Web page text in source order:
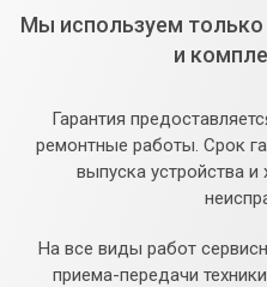
Мы используем только
и
Гарантия
ремонтные работы. Срок
выпуска устройства и
На все виды работ
приема-передачи